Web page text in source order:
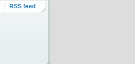
RSS feed